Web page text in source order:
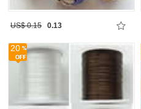
US$ 0.15 0.13
20